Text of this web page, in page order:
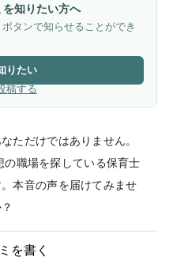
知りたい方へ
タンで知らせることができ
りたい
稿する
ただけではありません。
職場を探している保育士
本音の声を届けてみませ
を書く